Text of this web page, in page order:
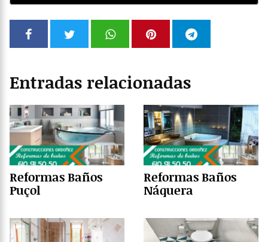
Entradas relacionadas
Reformas Baños
Puçol
Reformas Baños
Náquera